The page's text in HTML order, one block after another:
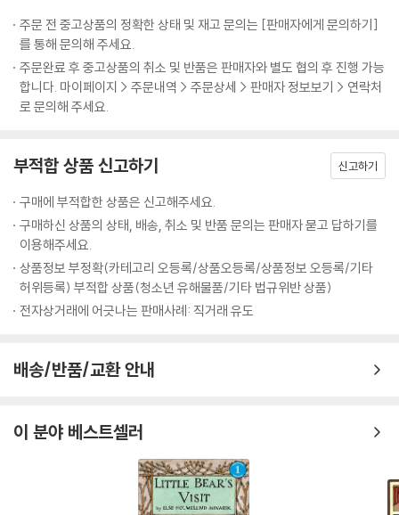
주문 전 중고상품의 정확한 상태 및 재고 문의는 [판매자에게 문의하기]
를 통해 문의해 주세요.
주문완료 후 중고상품의 취소 및 반품은 판매자와 별도 협의 후 진행 가능
합니다. 마이페이지 > 주문내역 > 주문상세 > 판매자 정보보기 > 연락처
로 문의해 주세요.
부적합 상품 신고하기 신고하기
구매에 부적합한 상품은 신고해주세요.
구매하신 상품의 상태, 배송, 취소 및 반품 문의는 판매자 묻고 답하기를
이용해주세요.
상품정보 부정확(카테고리 오등록/상품오등록/상품정보 오등록/기타
허위등록) 부적합 상품(청소년 유해물품/기타 법규위반 상품)
전자상거래에 어긋나는 판매사례: 직거래 유도
배송/반품/교환 안내
이 분야 베스트셀러